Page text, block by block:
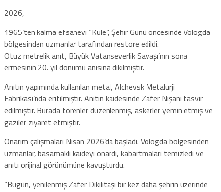
2026,
1965’ten kalma efsanevi “Kule”, Şehir Günü öncesinde Vologda
bölgesinden uzmanlar tarafından restore edildi.
Otuz metrelik anıt, Büyük Vatanseverlik Savaşı’nın sona
ermesinin 20. yıl dönümü anısına dikilmiştir.
Anıtın yapımında kullanılan metal, Alchevsk Metalurji
Fabrikası’nda eritilmiştir. Anıtın kaidesinde Zafer Nişanı tasvir
edilmiştir. Burada törenler düzenlenmiş, askerler yemin etmiş ve
gaziler ziyaret etmiştir.
Onarım çalışmaları Nisan 2026’da başladı. Vologda bölgesinden
uzmanlar, basamaklı kaideyi onardı, kabartmaları temizledi ve
anıtı orijinal görünümüne kavuşturdu.
“Bugün, yenilenmiş Zafer Dikilitaşı bir kez daha şehrin üzerinde